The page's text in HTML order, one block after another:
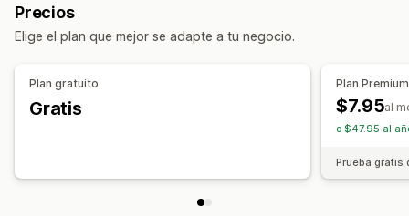
Temporizadores de cuenta atrás
Posición personalizada
Página del carrito Páginas de productos
Basado en la sesión
Sesión con tiempo
Ofertas diarias Liquidaciones inmediatas
Promoción por tiempo limitado
Precios
Elige el plan que mejor se adapte a tu negocio.
Plan gratuito
Gratis
Plan Premium
$7.95al
o $47.95 al
Prueba gratis